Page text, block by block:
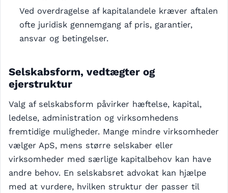
Ved overdragelse af kapitalandele kræver aftalen
ofte juridisk gennemgang af pris, garantier,
ansvar og betingelser.
Selskabsform, vedtægter og
ejerstruktur
Valg af selskabsform påvirker hæftelse, kapital,
ledelse, administration og virksomhedens
fremtidige muligheder. Mange mindre virksomheder
vælger ApS, mens større selskaber eller
virksomheder med særlige kapitalbehov kan have
andre behov. En selskabsret advokat kan hjælpe
med at vurdere, hvilken struktur der passer til